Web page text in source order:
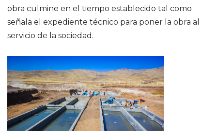
obra culmine en el tiempo establecido tal como
señala el expediente técnico para poner la obra al
servicio de la sociedad.